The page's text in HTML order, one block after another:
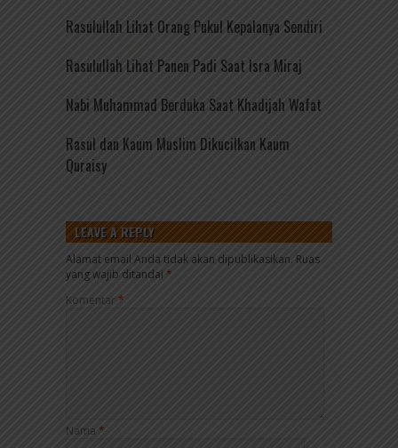
Rasulullah Lihat Orang Pukul Kepalanya Sendiri
Rasulullah Lihat Panen Padi Saat Isra Miraj
Nabi Muhammad Berduka Saat Khadijah Wafat
Rasul dan Kaum Muslim Dikucilkan Kaum
Quraisy
LEAVE A REPLY
Alamat email Anda tidak akan dipublikasikan. Ruas
yang wajib ditandai *
Komentar*
Nama *